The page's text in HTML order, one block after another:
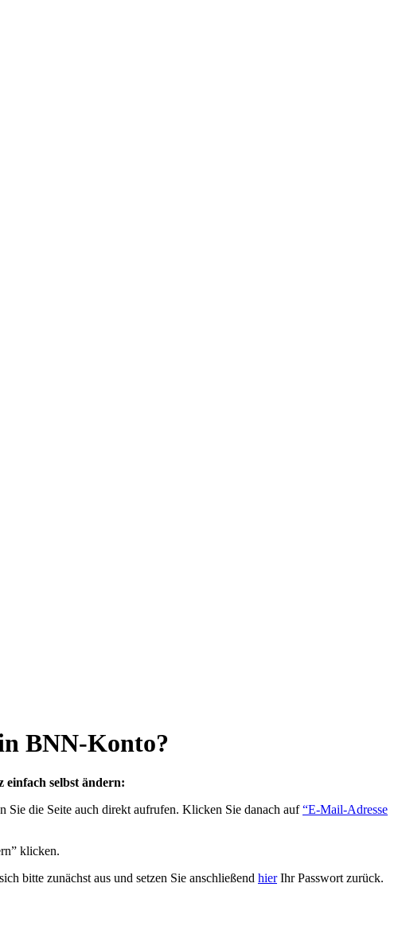
BNN-Konto?
einfach selbst ändern:
Sie die Seite auch direkt aufrufen. Klicken Sie danach auf“E-Mail-Adresse
klicken.
bitte zunächst aus und setzen Sie anschließend hierIhr Passwort zurück.